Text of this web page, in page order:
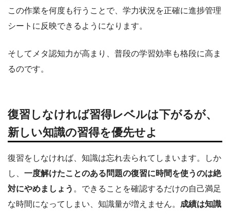
この作業を何度も行うことで、学力状況を正確に進捗管理
シートに反映できるようになります。
そしてメタ認知力が高まり、普段の学習効率も格段に高ま
るのです。
復習しなければ習得レベルは下がるが、
新しい知識の習得を優先せよ
復習をしなければ、知識は忘れ去られてしまいます。しか
し、 一度解けたことのある問題の復習に時間を使うのは絶
対にやめましょう 。できることを確認するだけの自己満足
な時間になってしまい、知識量が増えません。 成績は知識